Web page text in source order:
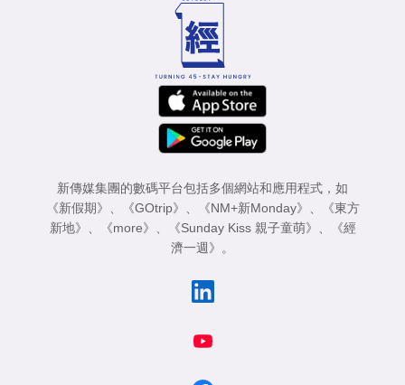
新傳媒集團的數碼平台包括多個網站和應用程式，如
《新假期》 、 《GOtrip》 、 《NM+新Monday》 、
《東方
新地》 、 《more》 、 《Sunday Kiss 親子童萌》 、
《經
濟一週》 。